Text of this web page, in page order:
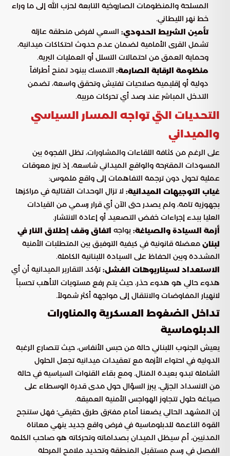
المسلحة والمنظومات الصاروخية التابعة لحزب الله إلى ما وراء
خط نهر الليطاني.
تأمين الشريط الحدودي: السعي لفرض منطقة عازلة
تشمل القرى الأمامية لضمان عدم حدوث احتكاكات ميدانية،
وحماية العمق من احتمالات التسلل أو العمليات البرية.
منظومة الرقابة الصارمة: التمسك ببنود تمنح أطرافاً
دولية أو إقليمية صلاحيات تفتيش وتحقق واسعة، تضمن
التدخل المباشر عند رصد أي تحركات مريبة.
التحديات التي تواجه المسار السياسي
والميداني
على الرغم من كثافة اللقاءات والمشاورات، تظل الفجوة بين
المسودات المقترحة والواقع الميداني شاسعة، إذ تبرز معوقات
عملية تحول دون ترجمة التفاهمات إلى واقع ملموس:
غياب التوجيهات الميدانية: لا تزال الوحدات القتالية في مراكزها
بجهوزية تامة، ولم يصدر حتى الآن أي قرار رسمي من القيادات
العليا ببدء إجراءات خفض التصعيد أو إعادة الانتشار.
أزمة السيادة والصياغة: يواجه اتفاق وقف إطلاق النار في
لبنان معضلة قانونية في كيفية التوفيق بين المتطلبات الأمنية
المشددة وبين الحفاظ على السيادة اللبنانية الكاملة.
الاستعداد لسيناريوهات الفشل:تؤكد التقارير الميدانية أن أي
هدوء حالي هو هدوء حذر، حيث يتم رفع مستويات التأهب تحسباً
لانهيار المفاوضات والانتقال إلى مواجهة أكثر شمولاً.
تداخل الضغوط العسكرية والمناورات
الدبلوماسية
يعيش الجنوب اللبناني حالة من حبس الأنفاس، حيث تتصارع الرغبة
الدولية في احتواء الأزمة مع تعقيدات ميدانية تجعل الحلول
الشاملة تبدو بعيدة المنال. ومع بقاء القنوات السياسية في حالة
من الانسداد الجزئي، يبرز السؤال حول مدى قدرة الوسطاء على
صياغة حلول تتجاوز الهواجس الأمنية العميقة.
إن المشهد الحالي يضعنا أمام مفترق طرق حقيقي؛ فهل ستنجح
القوة الناعمة للدبلوماسية في فرض واقع جديد ينهي معاناة
المدنيين، أم سيظل الميدان بصداماته وتحركاته هو صاحب الكلمة
الفصل في رسم مستقبل المنطقة وتحديد ملامح المرحلة